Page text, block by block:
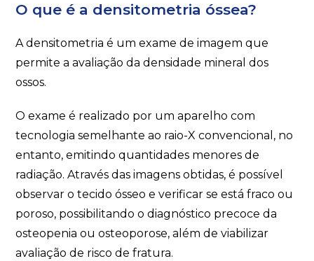
O que é a densitometria óssea?
A densitometria é um exame de imagem que
permite a avaliação da densidade mineral dos
ossos.
O exame é realizado por um aparelho com
tecnologia semelhante ao raio-X convencional, no
entanto, emitindo quantidades menores de
radiação. Através das imagens obtidas, é possível
observar o tecido ósseo e verificar se está fraco ou
poroso, possibilitando o diagnóstico precoce da
osteopenia ou osteoporose, além de viabilizar
avaliação de risco de fratura.